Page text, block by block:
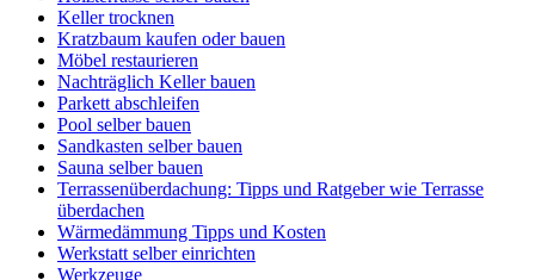
Keller trocknen
Kratzbaum kaufen oder bauen
Möbel restaurieren
Nachträglich Keller bauen
Parkett abschleifen
Pool selber bauen
Sandkasten selber bauen
Sauna selber bauen
Terrassenüberdachung: Tipps und Ratgeber wie Terrasse
überdachen
Wärmedämmung Tipps und Kosten
Werkstatt selber einrichten
Werkzeuge